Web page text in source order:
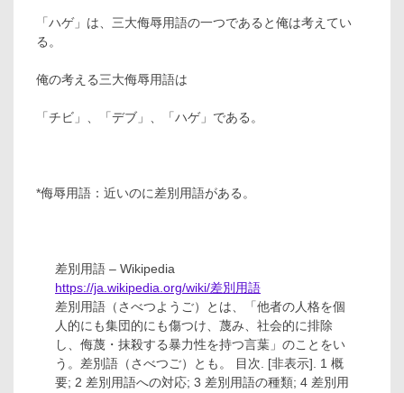
「ハゲ」は、三大侮辱用語の一つであると俺は考えてい
る。
俺の考える三大侮辱用語は
「チビ」、「デブ」、「ハゲ」である。
*侮辱用語：近いのに差別用語がある。
差別用語 – Wikipedia
https://ja.wikipedia.org/wiki/差別用語
差別用語（さべつようご）とは、「他者の人格を個
人的にも集団的にも傷つけ、蔑み、社会的に排除
し、侮蔑・抹殺する暴力性を持つ言葉」のことをい
う。差別語（さべつご）とも。 目次. [非表示]. 1 概
要; 2 差別用語への対応; 3 差別用語の種類; 4 差別用